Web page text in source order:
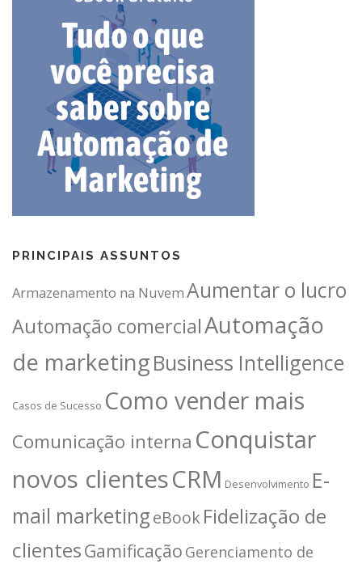
PRINCIPAIS ASSUNTOS
Armazenamento na NuvemAumentar o lucro
Automação comercialAutomação
de marketingBusiness Intelligence
Casos de Sucesso Como vender mais
Comunicação interna Conquistar
novos clientesCRM Desenvolvimento E-
mail marketingeBookFidelização de
clientesGamificação Gerenciamento de